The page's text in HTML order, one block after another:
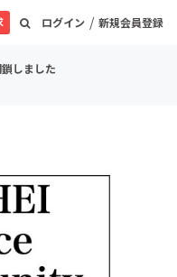
ログイン / 新規会員登録
しました